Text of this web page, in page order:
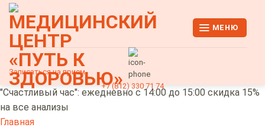
Skip
content
МЕНЮ
+7 (812) 330 71 74
Записаться на прием
"Счастливый час": ежедневно с 14:00 до 15:00 скидка 15%
на все анализы
Главная